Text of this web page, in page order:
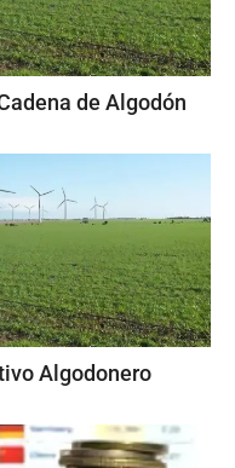
de Algodón
Algodonero